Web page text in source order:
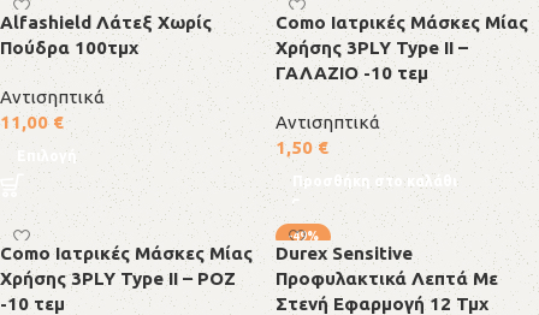
Alfashield Λάτεξ Χωρίς
Πούδρα 100τμχ
Αντισηπτικά
11,00 €
Επιλογή
Como Ιατρικές Μάσκες Μίας
Χρήσης 3PLY Type II –
ΓΑΛΑΖΙΟ -10 τεμ
Αντισηπτικά
1,50€
Προσθήκη στο καλάθι
Como Ιατρικές Μάσκες Μίας
Χρήσης 3PLY Type II – ΡΟΖ
-10 τεμ
-49%
SOLD OUT
Durex Sensitive
Προφυλακτικά Λεπτά Με
Στενή Εφαρμογή 12 Τμχ